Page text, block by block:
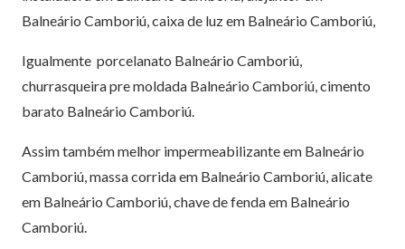
Balneário Camboriú, caixa de luz em Balneário Camboriú,
Igualmente porcelanato Balneário Camboriú,
churrasqueira pre moldada Balneário Camboriú, cimento
barato Balneário Camboriú.
Assim também melhor impermeabilizante em Balneário
Camboriú, massa corrida em Balneário Camboriú, alicate
em Balneário Camboriú, chave de fenda em Balneário
Camboriú.